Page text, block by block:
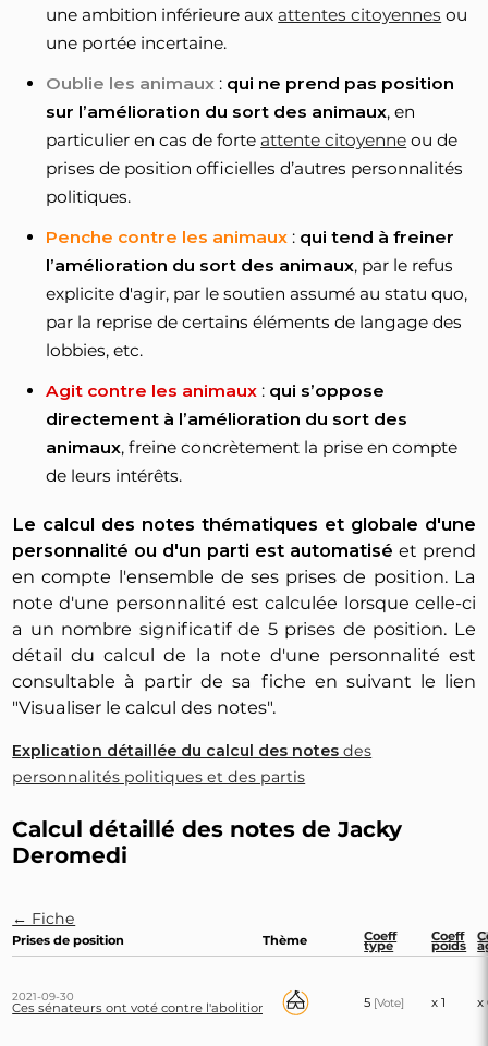
une ambition inférieure aux attentes citoyennes ou
une portée incertaine.
Oublie les animaux : qui ne prend pas position
sur l’amélioration du sort des animaux, en
particulier en cas de forte attente citoyenne ou de
prises de position officielles d’autres personnalités
politiques.
Penche contre les animaux : qui tend à freiner
l’amélioration du sort des animaux, par le refus
explicite d'agir, par le soutien assumé au statu quo,
par la reprise de certains éléments de langage des
lobbies, etc.
Agit contre les animaux : qui s’oppose
directement à l’amélioration du sort des
animaux, freine concrètement la prise en compte
de leurs intérêts.
Le calcul des notes thématiques et globale d'une
personnalité ou d'un parti est automatisé et prend
en compte l'ensemble de ses prises de position. La
note d'une personnalité est calculée lorsque celle-ci
a un nombre significatif de 5 prises de position. Le
détail du calcul de la note d'une personnalité est
consultable à partir de sa fiche en suivant le lien
"Visualiser le calcul des notes".
Explication détaillée du calcul des notes des
personnalités politiques et des partis
Calcul détaillé des notes de Jacky
Deromedi
← Fiche
Prises de position Thème Coeff
type
Coeff
poids
2021-09-30
Ces sénateurs ont voté contre l'abolition des corridas et des combats de
5 [Vote] x 1 x